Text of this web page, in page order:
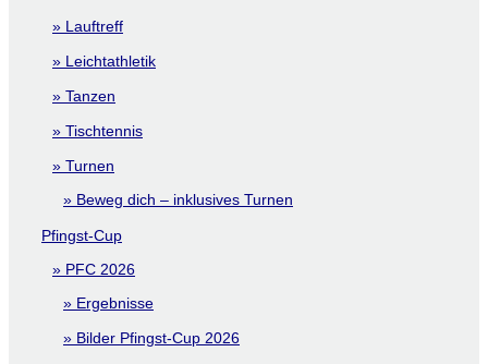
Lauftreff
Leichtathletik
Tanzen
Tischtennis
Turnen
Beweg dich – inklusives Turnen
Pfingst-Cup
PFC 2026
Ergebnisse
Bilder Pfingst-Cup 2026